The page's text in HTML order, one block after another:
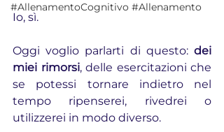
#AllenamentoCognitivo #Allenamento
Io, sì.
Oggi voglio parlarti di questo: dei
miei rimorsi, delle esercitazioni che
se potessi tornare indietro nel
tempo ripenserei, rivedrei o
utilizzerei in modo diverso.